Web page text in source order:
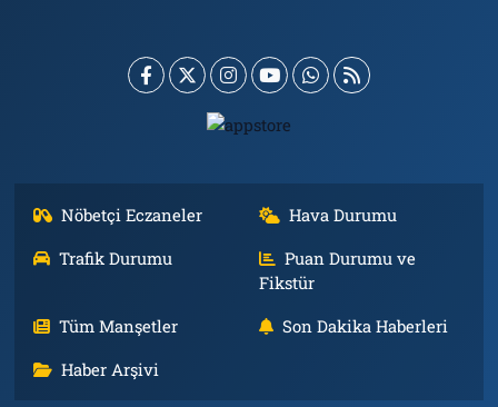
Nöbetçi Eczaneler
Hava Durumu
Trafik Durumu
Puan Durumu ve
Fikstür
Tüm Manşetler
Son Dakika Haberleri
Haber Arşivi